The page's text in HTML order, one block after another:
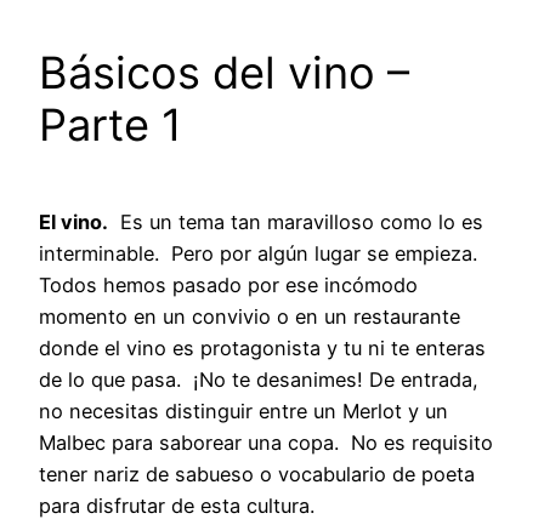
Básicos del vino –
Parte 1
El vino. Es un tema tan maravilloso como lo es
interminable. Pero por algún lugar se empieza.
Todos hemos pasado por ese incómodo
momento en un convivio o en un restaurante
donde el vino es protagonista y tu ni te enteras
de lo que pasa. ¡No te desanimes! De entrada,
no necesitas distinguir entre un Merlot y un
Malbec para saborear una copa. No es requisito
tener nariz de sabueso o vocabulario de poeta
para disfrutar de esta cultura.